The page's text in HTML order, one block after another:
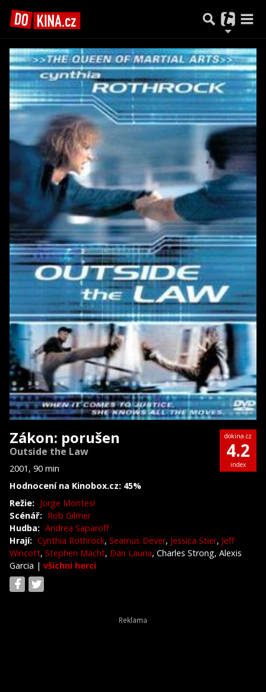
Zákon: porušen
Outside the Law
2001, 90 min
Hodnocení na Kinobox.cz: 45%
dokina.cz
4.2
index
Režie: Jorge Montesi
Scénář: Rob Gilmer
Hudba: Andrea Saparoff
Hrají: Cynthia Rothrock, Seamus Dever, Jessica Stier, Jeff
Wincott, Stephen Macht, Dan Lauria, Charles Strong, Alexis
Garcia | všichni herci